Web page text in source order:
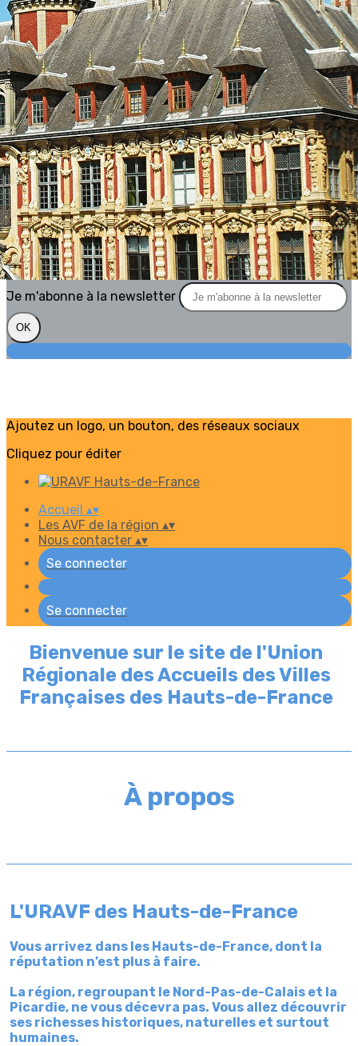
Exporter les lignes sélectionnées
Exporter toutes les colonnes
Exporter uniquement les colonnes affichées
Menu
?>
Images de la page d'accueil
Cliquez pour éditer
Texte, bouton et/ou inscription à la newsletter
Cliquez pour éditer
Bien dans sa ville, Bien dans sa
vie avec l'AVF
Je m'abonne à la newsletter
OK
Ajoutez un logo, un bouton, des réseaux sociaux
Cliquez pour éditer
Accueil ▴▾
Les AVF de la région ▴▾
Nous contacter ▴▾
Se connecter
Se connecter
Bienvenue sur le site de l'Union
Régionale des Accueils des Villes
Françaises des Hauts-de-France
À propos
L'URAVF des Hauts-de-France
Vous arrivez dans les Hauts-de-France, dont la
réputation n’est plus à faire.
La région, regroupant le Nord-Pas-de-Calais et la
Picardie, ne vous décevra pas. Vous allez découvrir
ses richesses historiques, naturelles et surtout
humaines.